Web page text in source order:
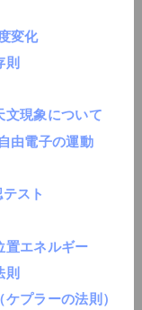
変化
則
現象について
由電子の運動
スト
エネルギー
則
プラーの法則）